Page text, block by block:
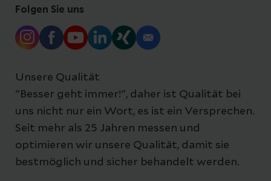
Folgen Sie uns
Unsere Qualität
"Besser geht immer!", daher ist Qualität bei
uns nicht nur ein Wort, es ist ein Versprechen.
Seit mehr als 25 Jahren messen und
optimieren wir unsere Qualität, damit sie
bestmöglich und sicher behandelt werden.